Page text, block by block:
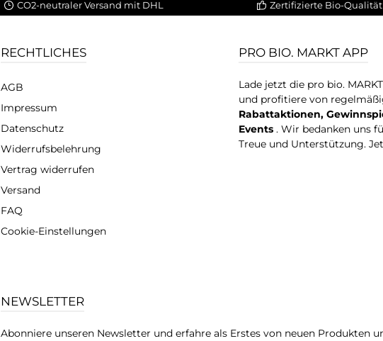
CO2-neutraler Versand mit DHL Zertifizierte Bio-Qualität
RECHTLICHES
AGB
Impressum
Datenschutz
Widerrufsbelehrung
Vertrag widerrufen
Versand
FAQ
Cookie-Einstellungen
PRO BIO. MARKT APP
Lade jetzt die pro bio.
und profitiere von
Rabattaktionen,
Events . Wir bedanken uns
Treue und Unterstützung.
NEWSLETTER
Abonniere unseren Newsletter und erfahre als Erstes von neuen Produkten